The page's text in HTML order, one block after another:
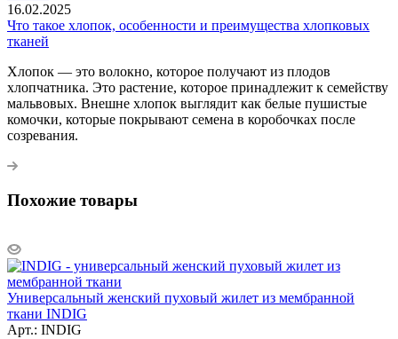
16.02.2025
Что такое хлопок, особенности и преимущества хлопковых
тканей
Хлопок — это волокно, которое получают из плодов
хлопчатника. Это растение, которое принадлежит к семейству
мальвовых. Внешне хлопок выглядит как белые пушистые
комочки, которые покрывают семена в коробочках после
созревания.
Похожие товары
Универсальный женский пуховый жилет из мембранной
ткани INDIG
Арт.: INDIG